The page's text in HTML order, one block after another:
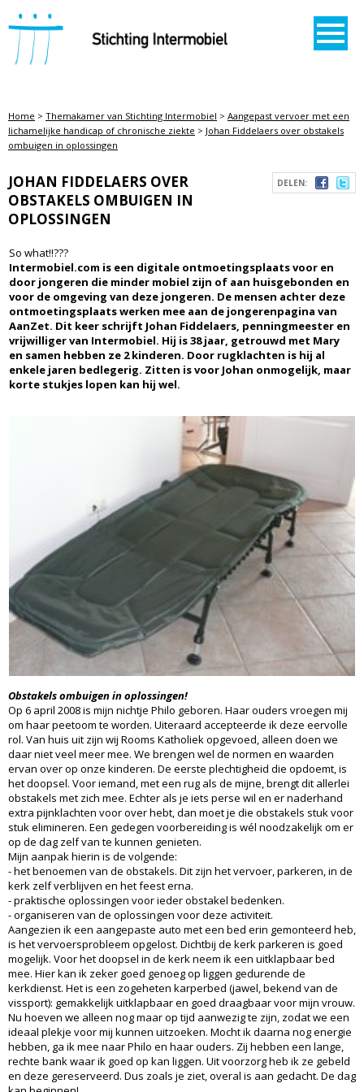
STICHTING INTERMOBIEL
Home > Themakamer van Stichting Intermobiel > Aangepast vervoer met een
lichamelijke handicap of chronische ziekte > Johan Fiddelaers over obstakels
ombuigen in oplossingen
DELEN:
JOHAN FIDDELAERS OVER
OBSTAKELS OMBUIGEN IN
OPLOSSINGEN
So what!!???
Intermobiel.com is een digitale ontmoetingsplaats voor en
door jongeren die minder mobiel zijn of aan huisgebonden en
voor de omgeving van deze jongeren. De mensen achter deze
ontmoetingsplaats werken mee aan de jongerenpagina van
AanZet. Dit keer schrijft Johan Fiddelaers, penningmeester en
vrijwilliger van Intermobiel. Hij is 38 jaar, getrouwd met Mary
en samen hebben ze 2 kinderen. Door rugklachten is hij al
enkele jaren bedlegerig. Zitten is voor Johan onmogelijk, maar
korte stukjes lopen kan hij wel.
Obstakels ombuigen in oplossingen!
Op 6 april 2008 is mijn nichtje Philo geboren. Haar ouders vroegen mij
om haar peetoom te worden. Uiteraard accepteerde ik deze eervolle
rol. Van huis uit zijn wij Rooms Katholiek opgevoed, alleen doen we
daar niet veel meer mee. We brengen wel de normen en waarden
ervan over op onze kinderen. De eerste plechtigheid die opdoemt, is
het doopsel. Voor iemand, met een rug als de mijne, brengt dit allerlei
obstakels met zich mee. Echter als je iets perse wil en er naderhand
extra pijnklachten voor over hebt, dan moet je die obstakels stuk voor
stuk elimineren. Een gedegen voorbereiding is wél noodzakelijk om er
op de dag zelf van te kunnen genieten.
Mijn aanpak hierin is de volgende:
- het benoemen van de obstakels. Dit zijn het vervoer, parkeren, in de
kerk zelf verblijven en het feest erna.
- praktische oplossingen voor ieder obstakel bedenken.
- organiseren van de oplossingen voor deze activiteit.
Aangezien ik een aangepaste auto met een bed erin gemonteerd heb,
is het vervoersprobleem opgelost. Dichtbij de kerk parkeren is goed
mogelijk. Voor het doopsel in de kerk neem ik een uitklapbaar bed
mee. Hier kan ik zeker goed genoeg op liggen gedurende de
kerkdienst. Het is een zogeheten karperbed (jawel, bekend van de
vissport): gemakkelijk uitklapbaar en goed draagbaar voor mijn vrouw.
Nu hoeven we alleen nog maar op tijd aanwezig te zijn, zodat we een
ideaal plekje voor mij kunnen uitzoeken. Mocht ik daarna nog energie
hebben, ga ik mee naar Philo en haar ouders. Zij hebben een lange,
rechte bank waar ik goed op kan liggen. Uit voorzorg heb ik ze gebeld
en deze gereserveerd. Dus zoals je ziet, overal is aan gedacht. De dag